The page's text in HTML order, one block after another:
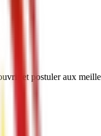
et postuler aux